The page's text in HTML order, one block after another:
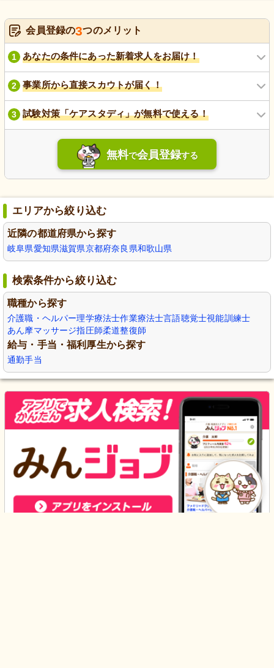
会員登録の3つのメリット
1 あなたの条件にあった新着求人をお届け！
2 事業所から直接スカウトが届く！
3 試験対策「ケアスタディ」が無料で使える！
無料で会員登録する
エリアから絞り込む
近隣の都道府県から探す
岐阜県愛知県滋賀県京都府奈良県和歌山県
検索条件から絞り込む
職種から探す
介護職・ヘルパー理学療法士作業療法士言語聴覚士視能訓練士
あん摩マッサージ指圧師柔道整復師
給与・手当・福利厚生から探す
通勤手当